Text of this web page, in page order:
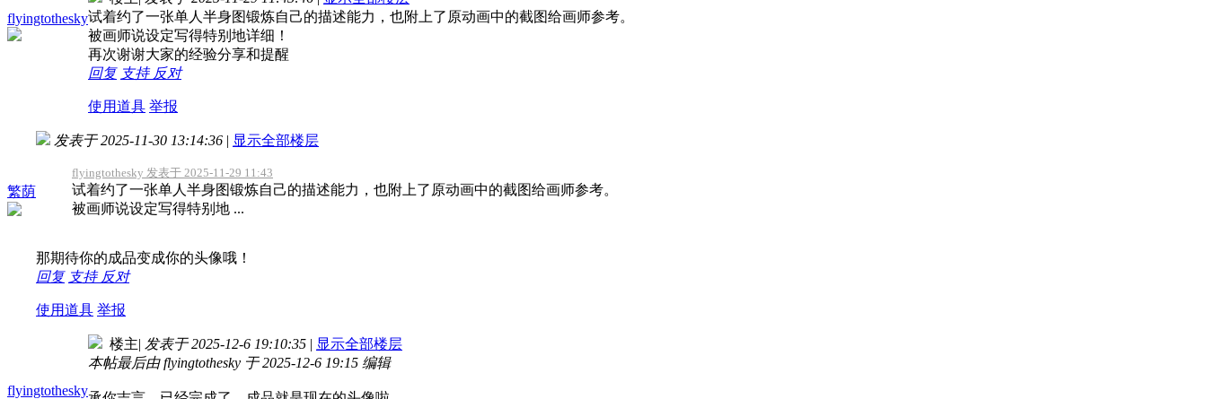
flyingtothesky试着约了一张单人半身图锻炼自己的描述能力，也附上了原动画中的截图给画师参考。
被画师说设定写得特别地详细！
再次谢谢大家的经验分享和提醒
回复 支持 反对
使用道具 举报
繁荫
发表于 2025-11-30 13:14:36 | 显示全部楼层
flyingtothesky 发表于 2025-11-29 11:43
试着约了一张单人半身图锻炼自己的描述能力，也附上了原动画中的截图给画师参考。
被画师说设定写得特别地 ...
那期待你的成品变成你的头像哦！
回复 支持 反对
使用道具 举报
flyingtothesky
楼主| 发表于 2025-12-6 19:10:35 | 显示全部楼层
本帖最后由 flyingtothesky 于 2025-12-6 19:15 编辑